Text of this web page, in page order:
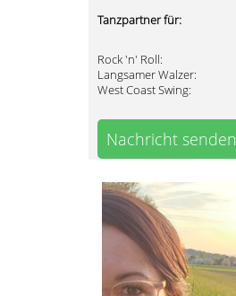
Tanzpartner für:
Rock 'n' Roll:
Langsamer Walzer:
West Coast Swing:
Nachricht senden